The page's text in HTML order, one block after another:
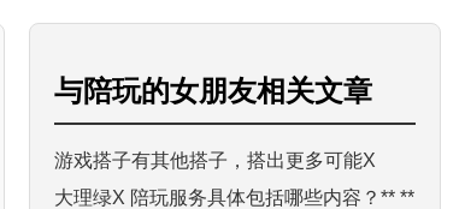
与陪玩的女朋友相关文章
游戏搭子有其他搭子，搭出更多可能X
大理绿X 陪玩服务具体包括哪些内容？** **